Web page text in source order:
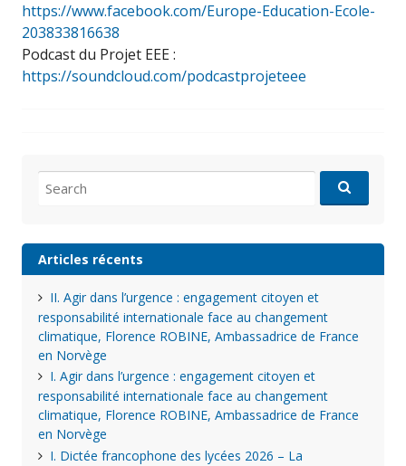
https://www.facebook.com/Europe-Education-Ecole-
203833816638
Podcast du Projet EEE :
https://soundcloud.com/podcastprojeteee
for:
Articles récents
II. Agir dans l’urgence : engagement citoyen et
responsabilité internationale face au changement
climatique, Florence ROBINE, Ambassadrice de France
en Norvège
I. Agir dans l’urgence : engagement citoyen et
responsabilité internationale face au changement
climatique, Florence ROBINE, Ambassadrice de France
en Norvège
I. Dictée francophone des lycées 2026 – La